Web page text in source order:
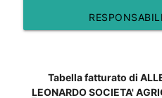
Tabella fatturato di
LEONARDO SOCIETA'